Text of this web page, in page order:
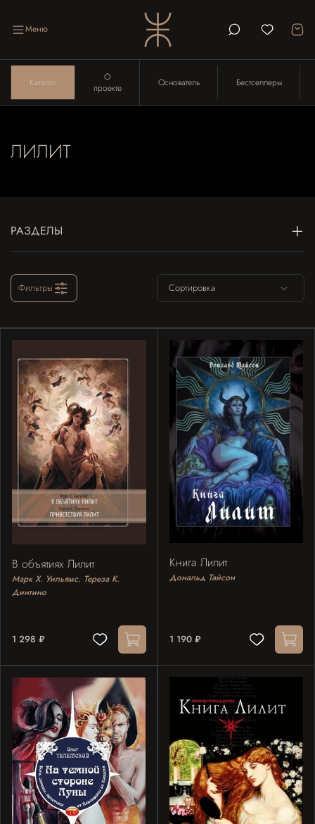
Меню
Каталог
О
проекте
Основатель Бестселлеры
ЛИЛИТ
РАЗДЕЛЫ
Фильтры Сортировка
В объятиях Лилит
Марк Х. Уильямс. Тереза К.
Динтино
1 298 ₽
Книга Лилит
Дональд Тайсон
1 190 ₽